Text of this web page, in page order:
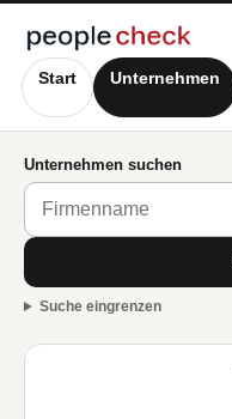
Start Unternehmen
Unternehmen suchen
Suche eingrenzen